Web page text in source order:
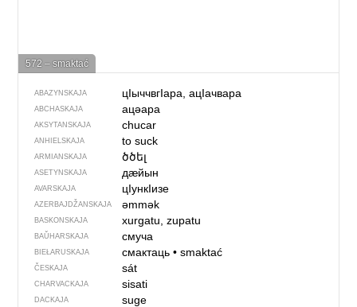
572 – smaktać
ABAZYNSKAJA цIыччвгIара, ацIачвара
ABCHASKAJA ацәара
AKSYTANSKAJA chucar
ANHIELSKAJA to suck
ARMIANSKAJA ծծել
ASETYNSKAJA дӕйын
AVARSKAJA цIункIизе
AZERBAJDŽAN­SKAJA əmmək
BASKONSKAJA xurgatu, zupatu
BAŬHARSKAJA смуча
BIEŁARUSKAJA смактаць• smaktać
ČESKAJA sát
CHARVACKAJA sisati
DACKAJA suge